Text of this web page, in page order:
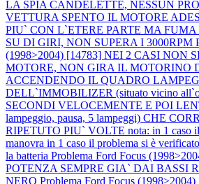
LA SPIA CANDELETTE, NESSUN
VETTURA SPENTO IL MOTORE
PIU` CON L`ETERE PARTE MA
SU DI GIRI, NON SUPERA I 3000RPM
(1998>2004) [14783] NEI 2 CASI NON
MOTORE, NON GIRA IL MOTORINO
ACCENDENDO IL QUADRO
DELL`IMMOBILIZER (situato vicino
SECONDI VELOCEMENTE E POI
lampeggio, pausa, 5 lampeggi) CHE
RIPETUTO PIU` VOLTE nota: in 1 caso il
manovra in 1 caso il problema si è
la batteria Problema Ford Focus
POTENZA SEMPRE GIA` DAI BASSI
NERO Problema Ford Focus